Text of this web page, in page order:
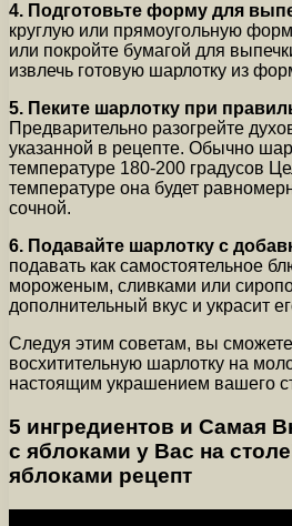
4. Подготовьте форму для
круглую или прямоугольную
или покройте бумагой для
извлечь готовую шарлотку из
5. Пеките шарлотку при
Предварительно разогрейте
указанной в рецепте. Обычно
температуре 180-200 градусов
температуре она будет
сочной.
6. Подавайте шарлотку с
подавать как самостоятельное
мороженым, сливками или
дополнительный вкус и украсит
Следуя этим советам, вы
восхитительную шарлотку на
настоящим украшением вашего
5 ингредиентов и Самая
с яблоками у Вас на
яблоками рецепт